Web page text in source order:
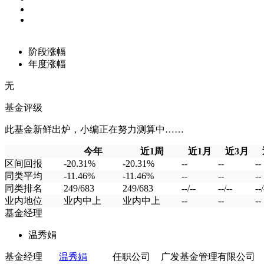
阶段涨幅
年度涨幅
无
基金评级
此基金新鲜出炉，小编正在努力测算中……
今年 近1周 近1月 近3月
区间回报
-20.31% -20.31% -- -- --
同类平均
-11.46% -11.46% -- -- --
同类排名
249/683 249/683 --/-- --/--
业内地位
业内中上 业内中上 -- -- --
基金经理
温秀娟
基金经理 温秀娟 任职公司
广发基金管理有限公司